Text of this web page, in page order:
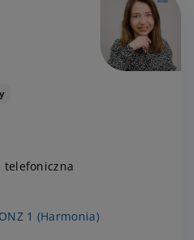
telefoniczna
1 (Harmonia)